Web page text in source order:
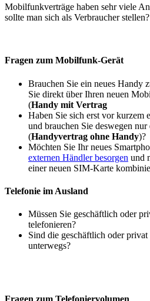
Mobilfunkverträge haben sehr viele
sollte man sich als Verbraucher stellen?
Fragen zum Mobilfunk-Gerät
Brauchen Sie ein neues Handy
Sie direkt über Ihren neuen
(Handy mit Vertrag
Haben Sie sich erst vor kurzem
und brauchen Sie deswegen
(Handyvertrag ohne Handy)?
Möchten Sie Ihr neues
externen Händler besorgen und
einer neuen SIM-Karte
Telefonie im Ausland
Müssen Sie geschäftlich oder
telefonieren?
Sind die geschäftlich oder
unterwegs?